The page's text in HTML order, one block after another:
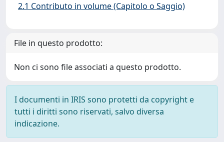
2.1 Contributo in volume (Capitolo o Saggio)
File in questo prodotto:
Non ci sono file associati a questo prodotto.
I documenti in IRIS sono protetti da copyright e
tutti i diritti sono riservati, salvo diversa
indicazione.